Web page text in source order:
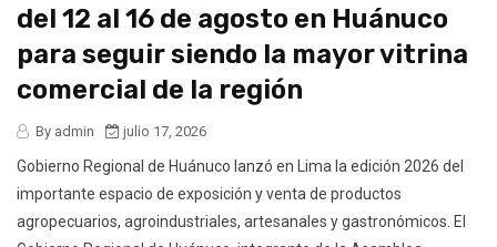
del 12 al 16 de agosto en Huánuco
para seguir siendo la mayor vitrina
comercial de la región
By admin julio 17, 2026
Gobierno Regional de Huánuco lanzó en Lima la edición 2026 del
importante espacio de exposición y venta de productos
agropecuarios, agroindustriales, artesanales y gastronómicos. El